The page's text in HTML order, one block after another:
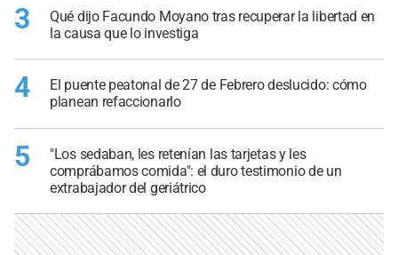
3
Qué dijo Facundo Moyano tras recuperar la libertad en
la causa que lo investiga
4
El puente peatonal de 27 de Febrero deslucido: cómo
planean refaccionarlo
5
"Los sedaban, les retenían las tarjetas y les
comprábamos comida": el duro testimonio de un
extrabajador del geriátrico